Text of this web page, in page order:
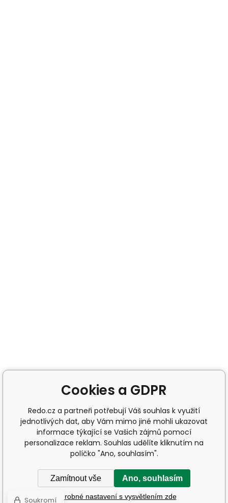
Cookies a GDPR
Redo.cz a partneři potřebují Váš souhlas k využití
jednotlivých dat, aby Vám mimo jiné mohli ukazovat
informace týkající se Vašich zájmů pomocí
personalizace reklam. Souhlas udělíte kliknutím na
políčko "Ano, souhlasím".
Zamítnout vše Ano, souhlasím
Podrobné nastavení s vysvětlením zde
Soukromí